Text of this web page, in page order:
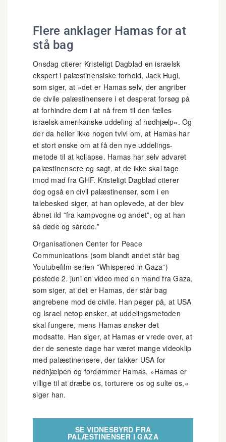
Flere anklager Hamas for at
stå bag
Onsdag citerer Kristeligt Dagblad en israelsk
ekspert i palæstinensiske forhold, Jack Hugi,
som siger, at »det er Hamas selv, der angriber
de civile palæstinensere i et desperat forsøg på
at forhindre dem i at nå frem til den fælles
israelsk-amerikanske uddeling af nødhjælp«. Og
der da heller ikke nogen tvivl om, at Hamas har
et stort ønske om at få den nye uddelings-
metode til at kollapse. Hamas har selv advaret
palæstinensere og sagt, at de ikke skal tage
imod mad fra GHF. Kristeligt Dagblad citerer
dog også en civil palæstinenser, som i en
talebesked siger, at han oplevede, at der blev
åbnet ild ”fra kampvogne og andet”, og at han
så døde og sårede.”
Organisationen Center for Peace
Communications (som blandt andet står bag
Youtubefilm-serien ”Whispered in Gaza”)
postede 2. juni en video med en mand fra Gaza,
som siger, at det er Hamas, der står bag
angrebene mod de civile. Han peger på, at USA
og Israel netop ønsker, at uddelingsmetoden
skal fungere, mens Hamas ønsker det
modsatte. Han siger, at Hamas er vrede over, at
der de seneste dage har været mange videoklip
med palæstinensere, der takker USA for
nødhjælpen og fordømmer Hamas. »Hamas er
villige til at dræbe os, torturere os og sulte os,«
siger han.
SE VIDNESBYRD FRA
PALÆSTINENSER I GAZA